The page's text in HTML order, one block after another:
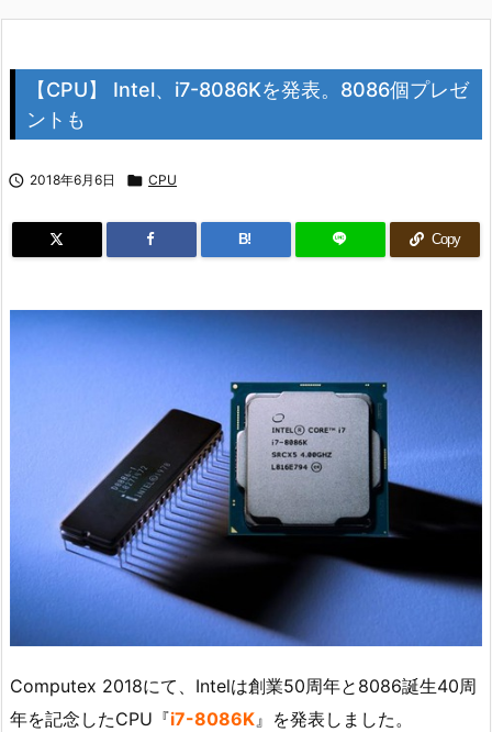
【CPU】 Intel、i7-8086Kを発表。8086個プレゼ
ントも
 2018年6月6日  CPU
B! Copy
Computex 2018にて、Intelは創業50周年と8086誕生40周
年を記念したCPU『i7-8086K』を発表しました。